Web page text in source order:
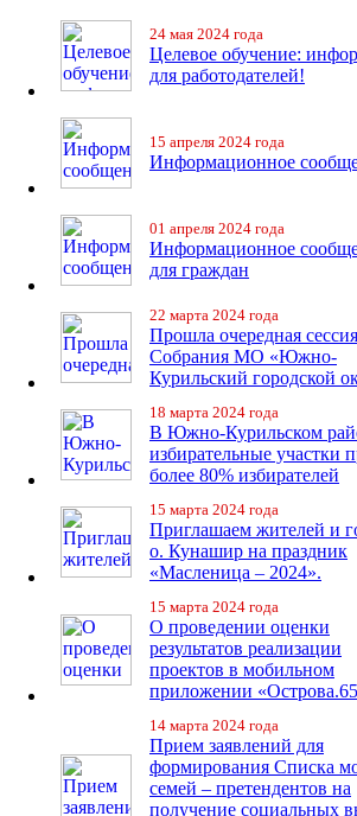
24 мая 2024 года
Целевое обучение:
для работодателей!
15 апреля 2024 года
Информационное
01 апреля 2024 года
Информационное
для граждан
22 марта 2024 года
Прошла очередная сессия
Собрания МО «Южно-
Курильский городской
18 марта 2024 года
В Южно-Курильском
избирательные участки
более 80% избирателей
15 марта 2024 года
Приглашаем жителей и
о. Кунашир на праздник
«Масленица – 2024».
15 марта 2024 года
О проведении оценки
результатов реализации
проектов в мобильном
приложении
14 марта 2024 года
Прием заявлений для
формирования Списка
семей – претендентов на
получение социальных